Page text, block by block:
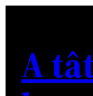
A